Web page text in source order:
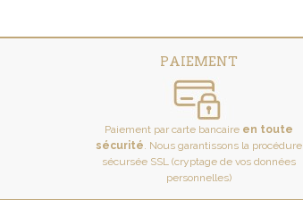
PAIEMENT
Paiement par carte bancaire en toute
sécurité. Nous garantissons la procédure
sécursée SSL (cryptage de vos données
personnelles)